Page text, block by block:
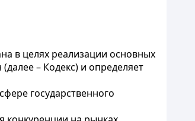
в целях реализации основных
– Кодекс) и определяет
государственного